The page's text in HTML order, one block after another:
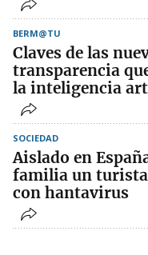
BERM@TU
Claves de las
transparencia
la inteligencia
SOCIEDAD
Aislado en
familia un
con hantavirus